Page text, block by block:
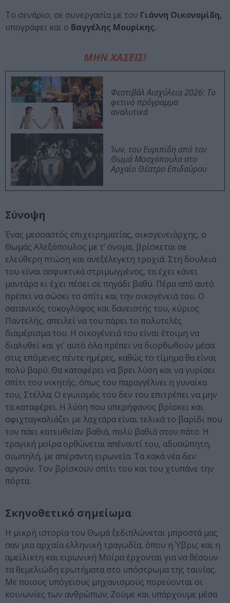
Το σενάριο, σε συνεργασία με τον Γιάννη Οικονομίδη,
υπογράφει και ο Βαγγέλης Μουρίκης.
ΜΗΝ ΧΑΣΕΙΣ!
Φεστιβάλ Αισχύλεια 2026: Το
φετινό πρόγραμμα
αναλυτικά
Ίων, του Ευριπίδη από τον
Θωμά Μοσχόπουλο στο
Αρχαίο Θέατρο Επιδαύρου
Σύνοψη
Ένας μεσοαστός επιχειρηματίας, οικογενειάρχης, ο
Θωμάς Αλεξόπουλος με τ’ όνομα, βρίσκεται σε
ελεύθερη πτώση και ανεξέλεγκτη τροχιά. Στη δουλειά
του είναι ασφυκτικά στριμωγμένος, τα έχει κάνει
μαντάρα κι έχει πέσει σε πηγάδι βαθύ. Πέρα από αυτό
πρέπει να σώσει το σπίτι και την οικογένειά του. Ο
σατανικός τοκογλύφος και δανειστής του, κύριος
Παντελής, απειλεί να του πάρει το πολυτελές
διαμέρισμα του. Η οικογένειά του είναι έτοιμη να
διαλυθεί και γι’ αυτό όλα πρέπει να διορθωθούν μέσα
στις επόμενες πέντε ημέρες, καθώς το τίμημα θα είναι
πολύ βαρύ. Θα καταφέρει να βρει λύση και να γυρίσει
σπίτι του νικητής, όπως του παραγγέλνει η γυναίκα
του, Στέλλα; Ο εγωισμός του δεν του επιτρέπει να μην
τα καταφέρει. Η λύση που υπερήφανος βρίσκει και
σφιχταγκαλιάζει με λαχτάρα είναι τελικά το βαρίδι που
τον πάει κατευθείαν βαθιά, πολύ βαθιά στον πάτο. Η
τραγική μοίρα ορθώνεται απέναντί του, αδυσώπητη,
σιωπηλή, με απέραντη ειρωνεία. Τα κακά νέα δεν
αργούν. Τον βρίσκουν σπίτι του και του χτυπάνε την
πόρτα.
Σκηνοθετικό σημείωμα
Η μικρή ιστορία του Θωμά ξεδιπλώνεται μπροστά μας
σαν μια αρχαία ελληνική τραγωδία, όπου η Ύβρις και η
αμείλικτη και ειρωνική Μοίρα έρχονται για να θέσουν
τα θεμελιώδη ερωτήματα στο υπόστρωμα της ταινίας.
Με ποιους υπόγειους μηχανισμούς πορεύονται οι
κοινωνίες των ανθρώπων; Ζούμε και υπάρχουμε μέσα